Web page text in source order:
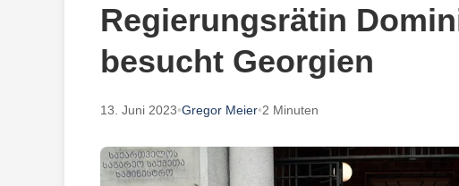
Regierungsrätin
besucht Georgien
13. Juni 2023•Gregor Meier•2 Minuten